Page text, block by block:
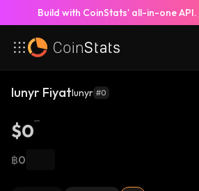
Build with CoinStats’ all-in-one API.
lunyr Fiyatlunyr #0
$0
฿0